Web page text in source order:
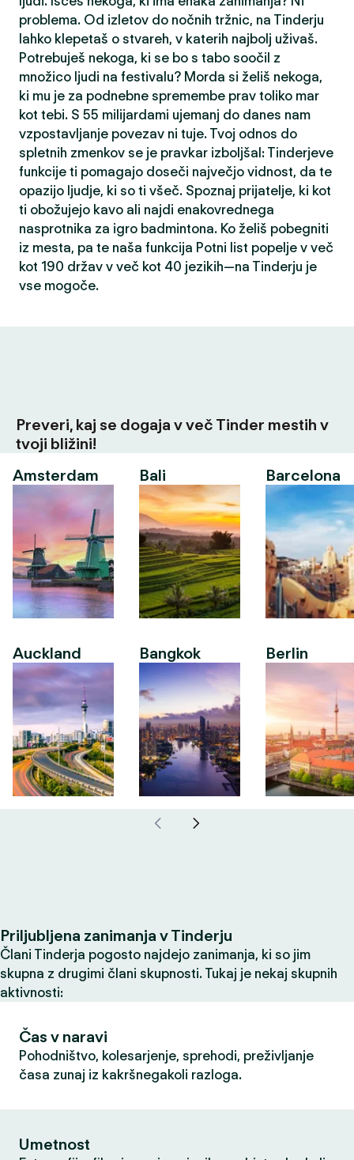
problema. Od izletov do nočnih tržnic, na Tinderju
lahko klepetaš o stvareh, v katerih najbolj uživaš.
Potrebuješ nekoga, ki se bo s tabo soočil z
množico ljudi na festivalu? Morda si želiš nekoga,
ki mu je za podnebne spremembe prav toliko mar
kot tebi. S 55 milijardami ujemanj do danes nam
vzpostavljanje povezav ni tuje. Tvoj odnos do
spletnih zmenkov se je pravkar izboljšal: Tinderjeve
funkcije ti pomagajo doseči največjo vidnost, da te
opazijo ljudje, ki so ti všeč. Spoznaj prijatelje, ki kot
ti obožujejo kavo ali najdi enakovrednega
nasprotnika za igro badmintona. Ko želiš pobegniti
iz mesta, pa te naša funkcija Potni list popelje v več
kot 190 držav v več kot 40 jezikih—na Tinderju je
vse mogoče.
Preveri, kaj se dogaja v več Tinder mestih v
tvoji bližini!
Amsterdam
Auckland
Bali
Bangkok
Barcelona
Berlin
Priljubljena zanimanja v Tinderju
Člani Tinderja pogosto najdejo zanimanja, ki so jim
skupna z drugimi člani skupnosti. Tukaj je nekaj skupnih
aktivnosti:
Čas v naravi
Pohodništvo, kolesarjenje, sprehodi, preživljanje
časa zunaj iz kakršnegakoli razloga.
Umetnost